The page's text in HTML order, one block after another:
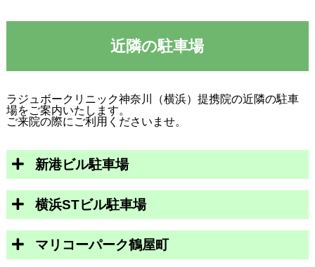
近隣の駐車場
ラジュボークリニック神奈川（横浜）提携院の近隣の駐車
場をご案内いたします。
ご来院の際にご利用くださいませ。
新港ビル駐車場
横浜STビル駐車場
マリコーパーク鶴屋町